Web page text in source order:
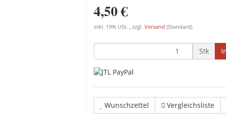
4,50 €
inkl. 19% USt. , zzgl. Versand (Standard)
Stk
Wunschzettel Vergleichsliste